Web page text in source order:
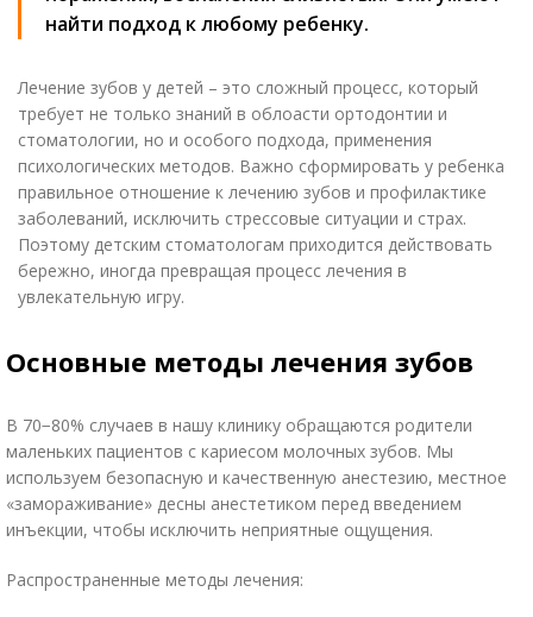
найти подход к любому ребенку.
Лечение зубов у детей – это сложный процесс, который
требует не только знаний в облоасти ортодонтии и
стоматологии, но и особого подхода, применения
психологических методов. Важно сформировать у ребенка
правильное отношение к лечению зубов и профилактике
заболеваний, исключить стрессовые ситуации и страх.
Поэтому детским стоматологам приходится действовать
бережно, иногда превращая процесс лечения в
увлекательную игру.
Основные методы лечения зубов
В 70−80% случаев в нашу клинику обращаются родители
маленьких пациентов с кариесом молочных зубов. Мы
используем безопасную и качественную анестезию, местное
«замораживание» десны анестетиком перед введением
инъекции, чтобы исключить неприятные ощущения.
Распространенные методы лечения: